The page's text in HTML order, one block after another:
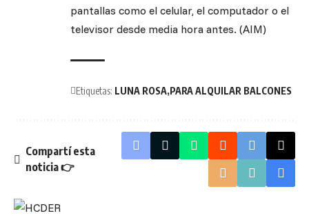
pantallas como el celular, el computador o el
televisor desde media hora antes. (AIM)
Etiquetas: LUNA ROSA PARA ALQUILAR BALCONES
Compartí esta
noticia 👉